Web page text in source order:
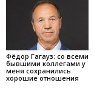
Фёдор Гагауз: со всеми
бывшими коллегами у
меня сохранились
хорошие отношения